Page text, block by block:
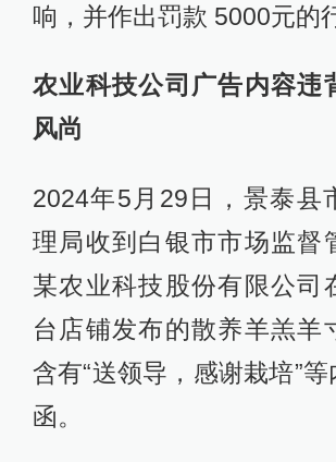
响，并作出罚款 5000元的
农业科技公司广告内容违
风尚
2024年5月29日，景泰县
理局收到白银市市场监督
某农业科技股份有限公司
台店铺发布的散养羊羔羊
含有“送领导，感谢栽培”
函。